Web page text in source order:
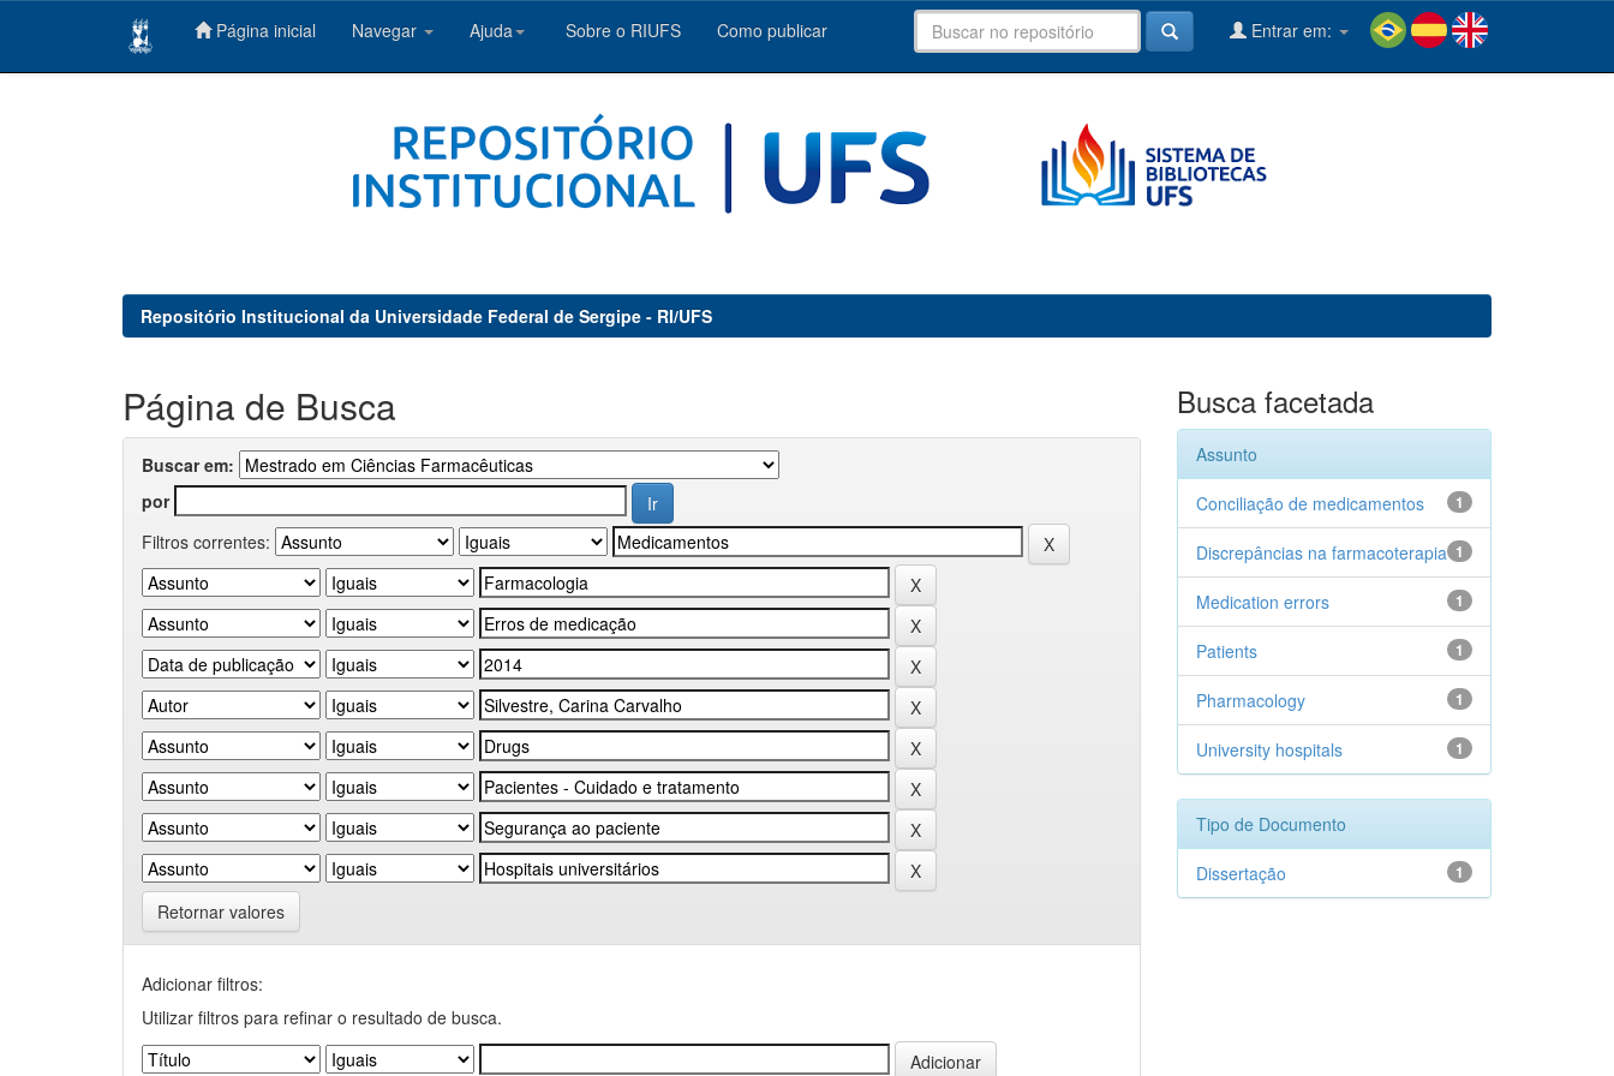
Página inicial Navegar Ajuda Sobre o RIUFS Como publicar Entrar em:
Repositório Institucional da Universidade Federal de Sergipe - RI/UFS
Página de Busca
Buscar em:
por
Filtros correntes:
Retornar valores
Adicionar filtros:
Utilizar filtros para refinar o resultado de busca.
Busca facetada
Assunto
1
Conciliação de medicamentos
1
Discrepâncias na farmacoterapia
1
Medication errors
1
Patients
1
Pharmacology
1
University hospitals
Tipo de Documento
1
Dissertação